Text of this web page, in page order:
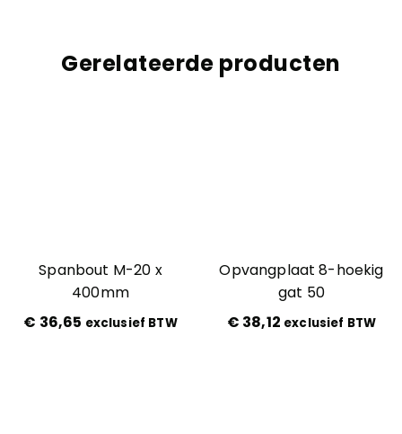
Gerelateerde producten
Spanbout M-20 x
400mm
€ 36,65 exclusief BTW
Opvangplaat 8-hoekig
gat 50
€ 38,12 exclusief BTW